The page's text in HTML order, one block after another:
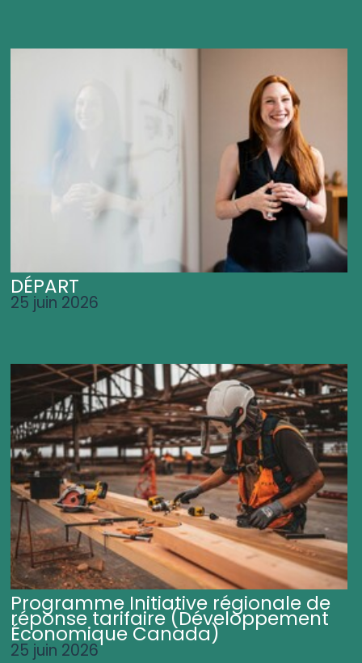
DÉPART
25 juin 2026
Programme Initiative régionale de
réponse tarifaire (Développement
Économique Canada)
25 juin 2026